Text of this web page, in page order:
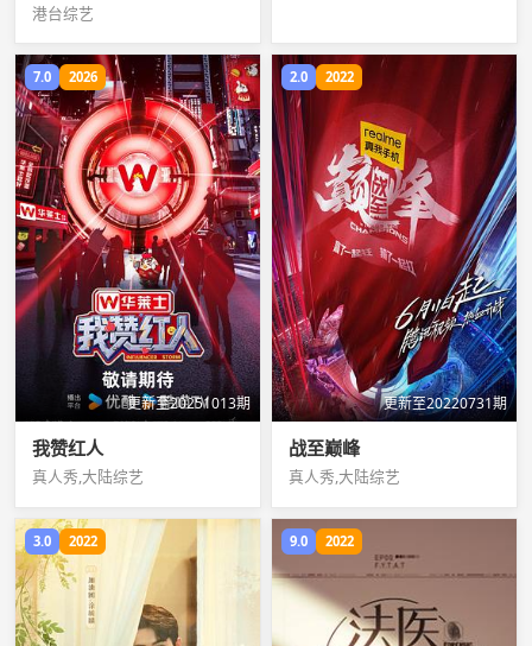
港台综艺
7.0 2026
更新至20251013期
我赞红人
真人秀,大陆综艺
2.0 2022
更新至20220731期
战至巅峰
真人秀,大陆综艺
3.0 2022 9.0 2022